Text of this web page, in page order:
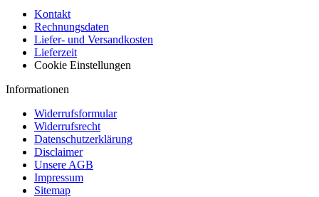
Kontakt
Rechnungsdaten
Liefer- und Versandkosten
Lieferzeit
Cookie Einstellungen
Informationen
Widerrufsformular
Widerrufsrecht
Datenschutzerklärung
Disclaimer
Unsere AGB
Impressum
Sitemap